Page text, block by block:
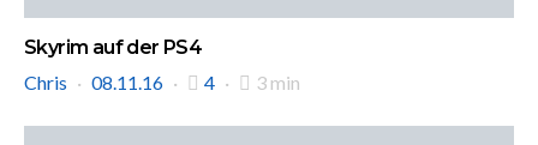
Skyrim auf der PS4
Chris
08.11.16 4 3 min